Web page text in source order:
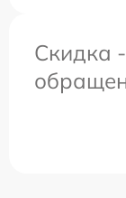
Скидка